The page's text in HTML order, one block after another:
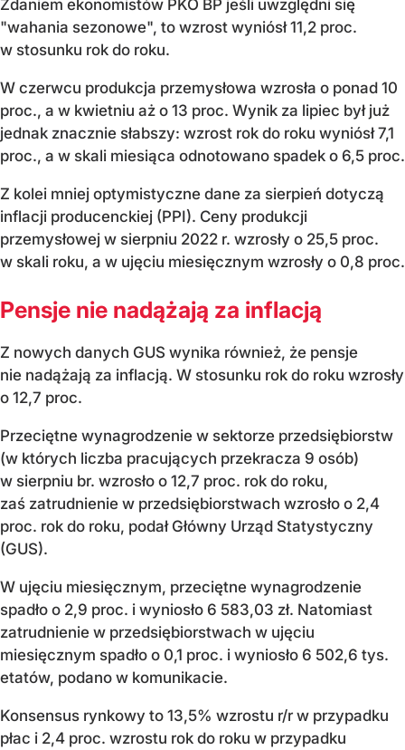
Zdaniem ekonomistów PKO BP jeśli uwzględni się
"wahania sezonowe", to wzrost wyniósł 11,2 proc.
w stosunku rok do roku.
W czerwcu produkcja przemysłowa wzrosła o ponad 10
proc., a w kwietniu aż o 13 proc. Wynik za lipiec był już
jednak znacznie słabszy: wzrost rok do roku wyniósł 7,1
proc., a w skali miesiąca odnotowano spadek o 6,5 proc.
Z kolei mniej optymistyczne dane za sierpień dotyczą
inflacji producenckiej (PPI). Ceny produkcji
przemysłowej w sierpniu 2022 r. wzrosły o 25,5 proc.
w skali roku, a w ujęciu miesięcznym wzrosły o 0,8 proc.
Pensje nie nadążają za inflacją
Z nowych danych GUS wynika również, że pensje
nie nadążają za inflacją. W stosunku rok do roku wzrosły
o 12,7 proc.
Przeciętne wynagrodzenie w sektorze przedsiębiorstw
(w których liczba pracujących przekracza 9 osób)
w sierpniu br. wzrosło o 12,7 proc. rok do roku,
zaś zatrudnienie w przedsiębiorstwach wzrosło o 2,4
proc. rok do roku, podał Główny Urząd Statystyczny
(GUS).
W ujęciu miesięcznym, przeciętne wynagrodzenie
spadło o 2,9 proc. i wyniosło 6 583,03 zł. Natomiast
zatrudnienie w przedsiębiorstwach w ujęciu
miesięcznym spadło o 0,1 proc. i wyniosło 6 502,6 tys.
etatów, podano w komunikacie.
Konsensus rynkowy to 13,5% wzrostu r/r w przypadku
płac i 2,4 proc. wzrostu rok do roku w przypadku